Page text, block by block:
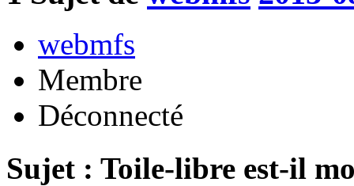
webmfs
Membre
Déconnecté
Sujet : Toile-libre est-il